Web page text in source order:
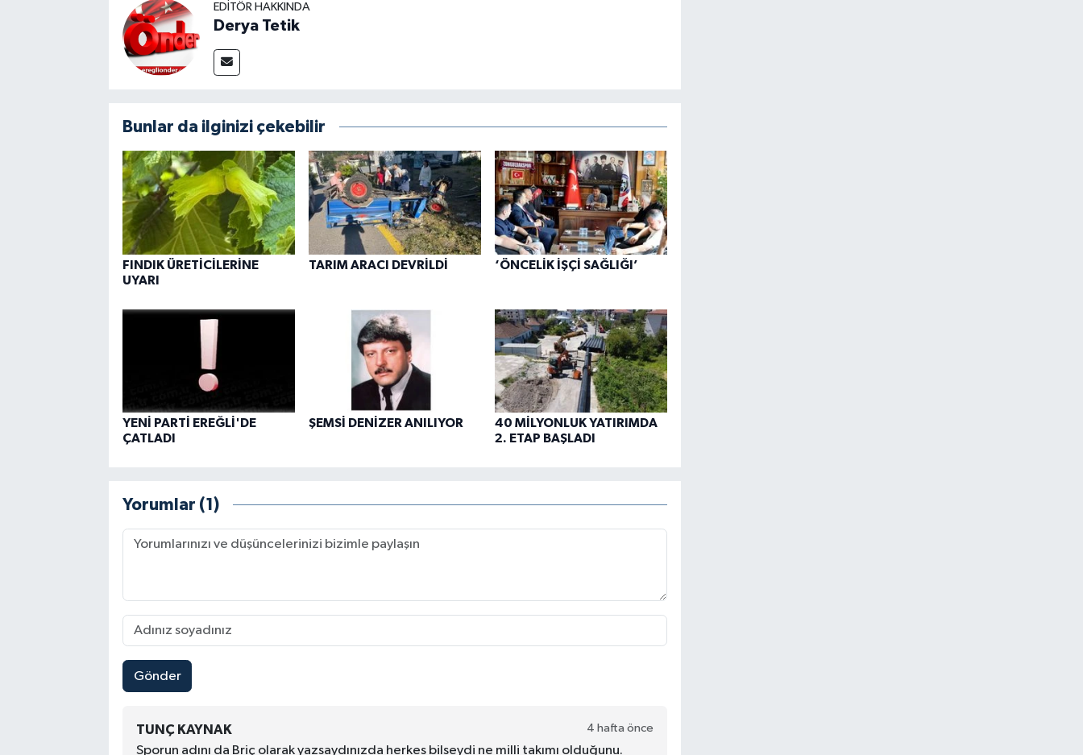
EDITÖR HAKKINDA
Derya Tetik
Bunlar da ilginizi çekebilir
FINDIK ÜRETİCİLERİNE
UYARI
TARIM ARACI DEVRİLDİ ‘ÖNCELİK İŞÇİ SAĞLIĞI’
YENİ PARTİ EREĞLİ'DE
ÇATLADI
ŞEMSİ DENİZER ANILIYOR
40 MİLYONLUK YATIRIMDA
2. ETAP BAŞLADI
Yorumlar (1)
Gönder
TUNÇ KAYNAK 4 hafta önce
Sporun adını da Briç olarak yazsaydınızda herkes bilseydi ne milli takımı olduğunu.